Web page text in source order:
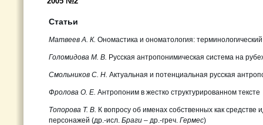
Статьи
Матвеев А. К. Ономастика и ономатология:
Голомидова М. В. Русская антропонимическая система на
Смольников С. Н. Актуальная и потенциальная русская
Фролова О. Е. Антропоним в жестко структурированном тексте
Топорова Т. В. К вопросу об именах собственных как
персонажей (др.-исл. Браги – др.-греч. Гермес)